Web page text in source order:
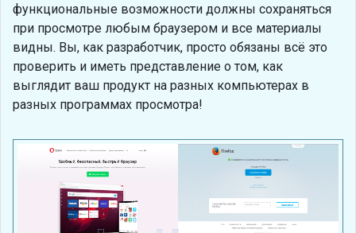
функциональные возможности должны сохраняться
при просмотре любым браузером и все материалы
видны. Вы, как разработчик, просто обязаны всё это
проверить и иметь представление о том, как
выглядит ваш продукт на разных компьютерах в
разных программах просмотра!